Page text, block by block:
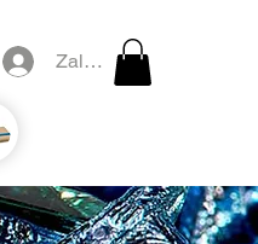
Zaloguj się